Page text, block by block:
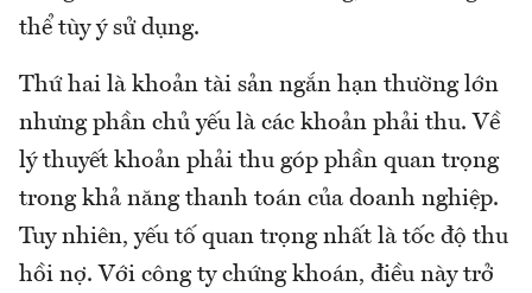
thể tùy ý sử dụng.
Thứ hai là khoản tài sản ngắn hạn thường lớn
nhưng phần chủ yếu là các khoản phải thu. Về
lý thuyết khoản phải thu góp phần quan trọng
trong khả năng thanh toán của doanh nghiệp.
Tuy nhiên, yếu tố quan trọng nhất là tốc độ thu
hồi nợ. Với công ty chứng khoán, điều này trở